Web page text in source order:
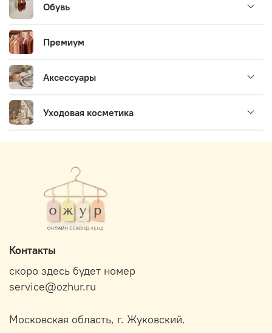
Обувь
Премиум
Аксессуары
Уходовая косметика
Контакты
скоро здесь будет номер
service@ozhur.ru
Московская область, г. Жуковский.